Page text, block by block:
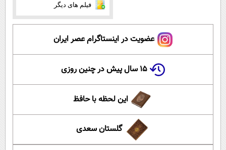
فیلم های دیگر
عضویت در اینستاگرام عصر ایران
۱۵ سال پیش در چنین روزی
این لحظه با حافظ
گلستان سعدی